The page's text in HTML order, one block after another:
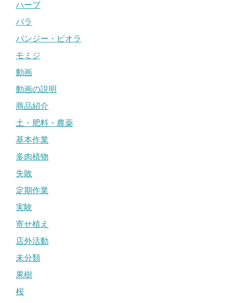
ハーブ
バラ
パンジー・ビオラ
モミジ
動画
動画の説明
商品紹介
土・肥料・農薬
基本作業
多肉植物
失敗
定期作業
実験
寄せ植え
店外活動
未分類
果樹
桜